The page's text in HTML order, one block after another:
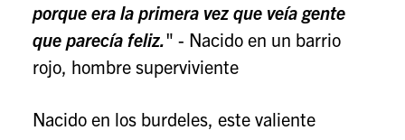
porque era la primera vez que veía gente
que parecía feliz." - Nacido en un barrio
rojo, hombre superviviente
Nacido en los burdeles, este valiente